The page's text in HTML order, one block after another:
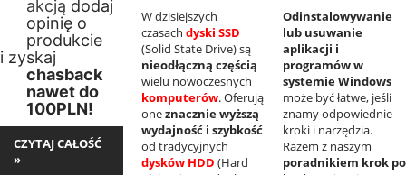
akcją dodaj
opinię o
produkcie
i zyskaj
chasback
nawet do
100PLN!
CZYTAJ CAŁOŚĆ
»
W dzisiejszych
czasach dyski SSD
(Solid State Drive) są
nieodłączną częścią
wielu nowoczesnych
komputerów. Oferują
oneznacznie wyższą
wydajność i szybkość
od tradycyjnych
dysków HDD (Hard
Odinstalowywanie
lub usuwanie
aplikacji i
programów w
systemie Windows
może być łatwe, jeśli
znamy odpowiednie
kroki i narzędzia.
Razem z naszym
poradnikiem krok po